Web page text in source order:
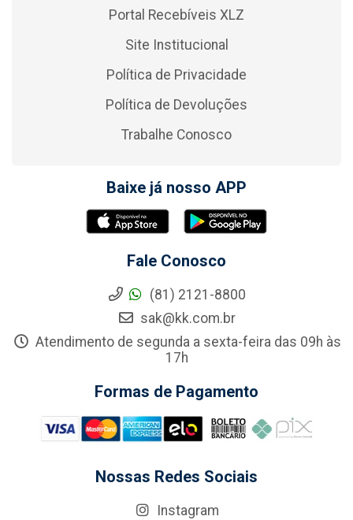
Portal Recebíveis XLZ
Site Institucional
Política de Privacidade
Política de Devoluções
Trabalhe Conosco
Baixe já nosso APP
Fale Conosco
(81) 2121-8800
sak@kk.com.br
Atendimento de segunda a sexta-feira das 09h às
17h
Formas de Pagamento
Nossas Redes Sociais
Instagram